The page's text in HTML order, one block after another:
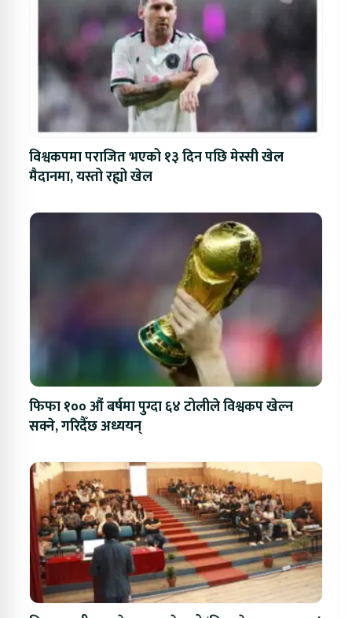
विश्वकपमा पराजित भएको १३ दिन पछि मेस्सी खेल
मैदानमा, यस्तो रह्यो खेल
फिफा १०० औं बर्षमा पुग्दा ६४ टोलीले विश्वकप खेल्न
सक्ने, गरिदैँछ अध्ययन्